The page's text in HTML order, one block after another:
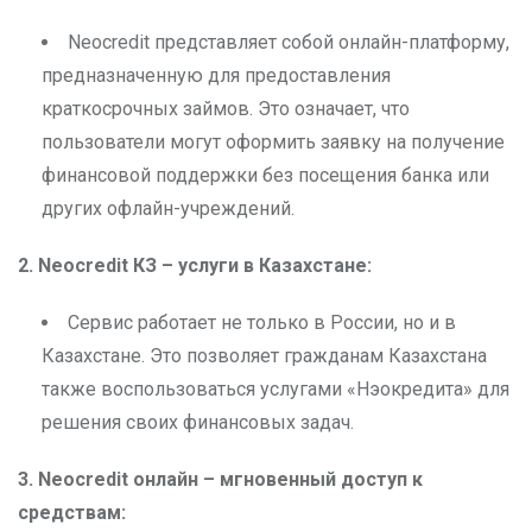
Neocredit представляет собой онлайн-платформу,
предназначенную для предоставления
краткосрочных займов. Это означает, что
пользователи могут оформить заявку на получение
финансовой поддержки без посещения банка или
других офлайн-учреждений.
2. Neocredit КЗ – услуги в Казахстане:
Сервис работает не только в России, но и в
Казахстане. Это позволяет гражданам Казахстана
также воспользоваться услугами «Нэокредита» для
решения своих финансовых задач.
3. Neocredit онлайн – мгновенный доступ к
средствам: